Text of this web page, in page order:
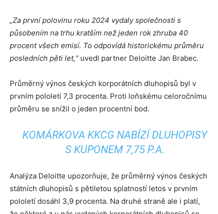
„Za první polovinu roku 2024 vydaly společnosti s
působením na trhu kratším než jeden rok zhruba 40
procent všech emisí. To odpovídá historickému průměru
posledních pěti let,“uvedl partner Deloitte Jan Brabec.
Průměrný výnos českých korporátních dluhopisů byl v
prvním pololetí 7,3 procenta. Proti loňskému celoročnímu
průměru se snížil o jeden procentní bod.
KOMÁRKOVA KKCG NABÍZÍ DLUHOPISY
S KUPONEM 7,75 P.A.
Analýza Deloitte upozorňuje, že průměrný výnos českých
státních dluhopisů s pětiletou splatností letos v prvním
pololetí dosáhl 3,9 procenta. Na druhé straně ale i platí,